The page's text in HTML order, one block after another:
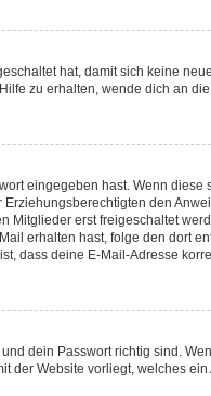
hat, damit sich keine
zu erhalten, wende dich an
eingegeben hast. Wenn
den
erst freigeschaltet
erhalten hast, folge den dort
dass deine E-Mail-Adresse
dein Passwort richtig sind.
der Website vorliegt, welches